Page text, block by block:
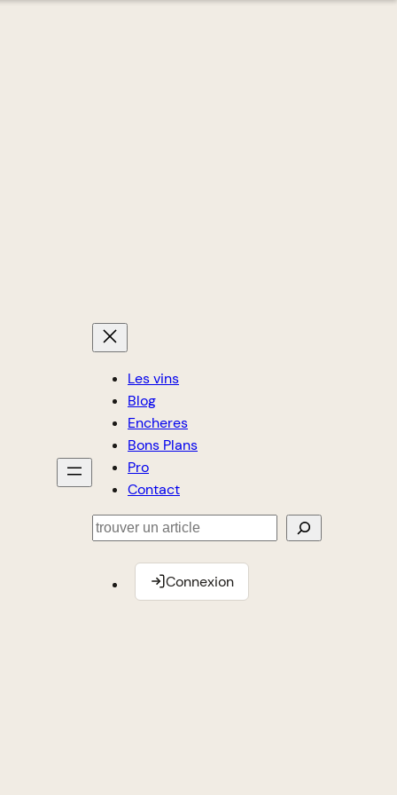
Les vins
Blog
Encheres
Bons Plans
Pro
Contact
Rechercher
Connexion